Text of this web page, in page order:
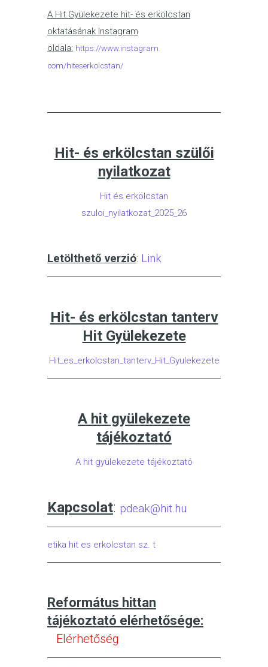
A Hit Gyülekezete hit- és erkölcstan
oktatásának Instagram
oldala: https://www.instagram.
com/hiteserkolcstan/
Hit- és erkölcstan szülői
nyilatkozat
Hit és erkölcstan
szuloi_nyilatkozat_2025_26
Letölthető verzió: Link
Hit- és erkölcstan tanterv
Hit Gyülekezete
Hit_es_erkolcstan_tanterv_Hit_Gyulekezete
A hit gyülekezete
tájékoztató
A hit gyülekezete tájékoztató
Kapcsolat: pdeak@hit.hu
etika hit es erkolcstan sz. t
Református hittan
tájékoztató elérhetősége:
Elérhetőség